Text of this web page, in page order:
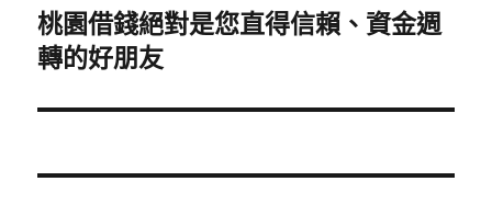
下
一
文
桃園借錢絕對是您直得信賴、資金週
轉的好朋友